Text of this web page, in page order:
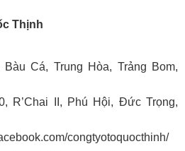
Thịnh
Bàu Cá, Trung Hòa, Trảng Bom,
R’Chai II, Phú Hội, Đức Trọng,
congtyotoquocthinh/